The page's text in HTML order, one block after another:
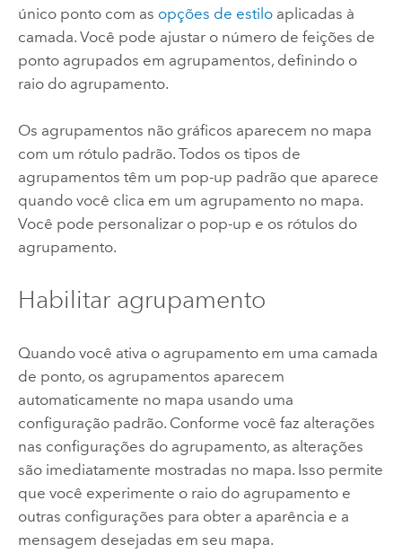
único ponto com as opções de estiloaplicadas à
camada. Você pode ajustar o número de feições de
ponto agrupados em agrupamentos, definindo o
raio do agrupamento.
Os agrupamentos não gráficos aparecem no mapa
com um rótulo padrão. Todos os tipos de
agrupamentos têm um pop-up padrão que aparece
quando você clica em um agrupamento no mapa.
Você pode personalizar o pop-up e os rótulos do
agrupamento.
Habilitar agrupamento
Quando você ativa o agrupamento em uma camada
de ponto, os agrupamentos aparecem
automaticamente no mapa usando uma
configuração padrão. Conforme você faz alterações
nas configurações do agrupamento, as alterações
são imediatamente mostradas no mapa. Isso permite
que você experimente o raio do agrupamento e
outras configurações para obter a aparência e a
mensagem desejadas em seu mapa.